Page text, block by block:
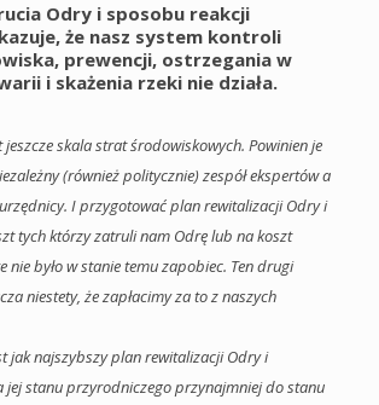
Odry i sposobu reakcji
że nasz system kontroli
prewencji, ostrzegania w
i skażenia rzeki nie działa.
jeszcze skala strat środowiskowych. Powinien je
(również politycznie) zespół ekspertów a
I przygotować plan rewitalizacji Odry i
tych którzy zatruli nam Odrę lub na koszt
nie było w stanie temu zapobiec. Ten drugi
niestety, że zapłacimy za to z naszych
jak najszybszy plan rewitalizacji Odry i
jej stanu przyrodniczego przynajmniej do stanu